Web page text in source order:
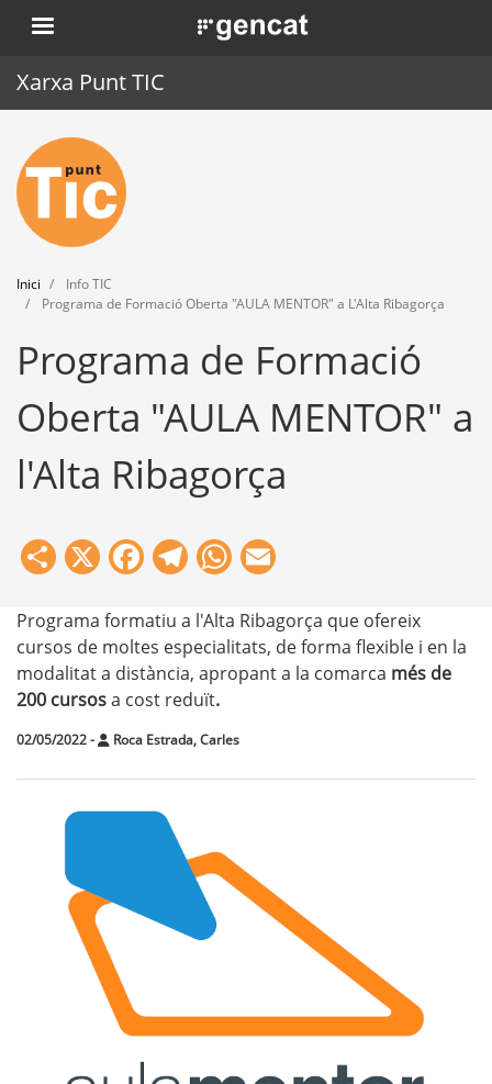
Vés
al
. Obre en una nova finestra.
Xarxa Punt TIC
Inici
Punt TIC
Actualitat
Agenda
Formació
Eines
Inici
Info TIC
Programa de Formació Oberta "AULA MENTOR" a L'Alta Ribagorça
Programa de Formació
Oberta "AULA MENTOR" a
l'Alta Ribagorça
Share
X Facebook
Telegram
WhatsApp
Programa formatiu a l'Alta Ribagorça que ofereix
cursos de moltes especialitats, de forma flexible i en la
modalitat a distància, apropant a la comarca més de
200 cursosa cost reduït.
02/05/2022- Roca Estrada, Carles